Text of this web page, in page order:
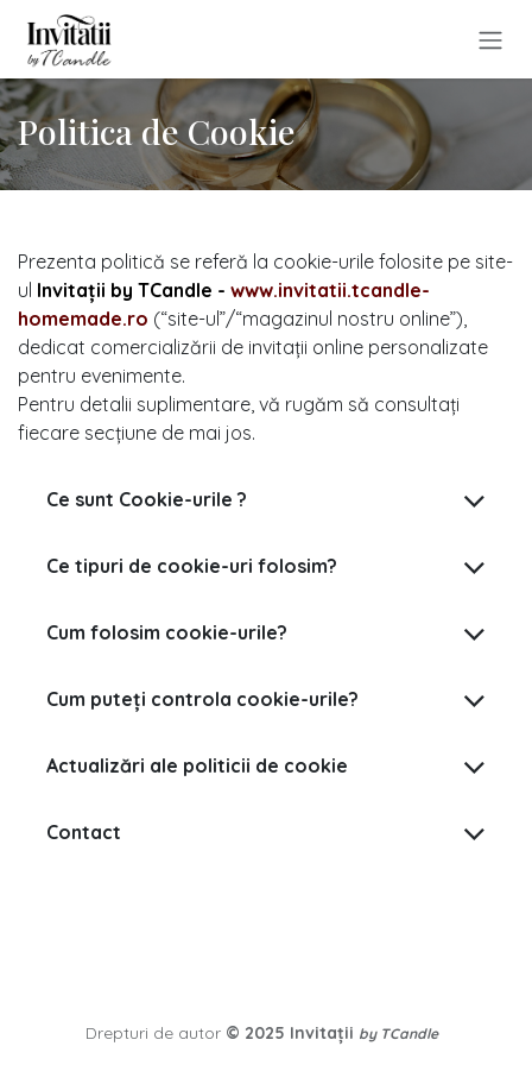
Sari la conținut
Politica de Cookie
Prezenta politică se referă la cookie-urile folosite pe site-
ul Invitații by TCandle - www.invitatii.tcandle-
homemade.ro (“site-ul”/“magazinul nostru online”),
dedicat comercializării de invitații online personalizate
pentru evenimente.
Pentru detalii suplimentare, vă rugăm să consultați
fiecare secțiune de mai jos.
Ce sunt Cookie-urile ?
Ce tipuri de cookie-uri folosim?
Cum folosim cookie-urile?
Cum puteți controla cookie-urile?
Actualizări ale politicii de cookie
Contact
Drepturi de autor© 2025 Invitații by TCandle